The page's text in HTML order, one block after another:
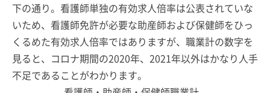
下の通り。看護師単独の有効求人倍率は公表されていな
いため、看護師免許が必要な助産師および保健師をひっ
くるめた有効求人倍率ではありますが、職業計の数字を
見ると、コロナ期間の2020年、2021年以外はかなり人手
不足であることがわかります。